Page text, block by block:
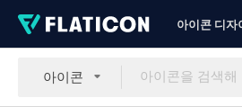
아이콘 디자
아이콘